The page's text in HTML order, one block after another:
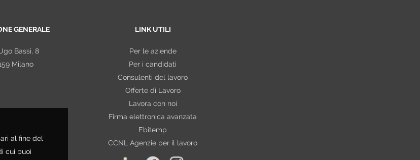
al fine del
cui puoi
GENERALE
Bassi, 8
Milano
LINK UTILI
Per le aziende
Per i candidati
Consulenti del lavoro
Offerte di Lavoro
Lavora con noi
Firma elettronica avanzata
Ebitemp
CCNL Agenzie per il lavoro